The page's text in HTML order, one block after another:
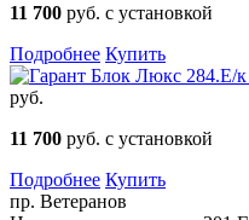
11 700 руб. с установкой
Подробнее Купить
руб.
11 700 руб. с установкой
Подробнее Купить
пр. Ветеранов